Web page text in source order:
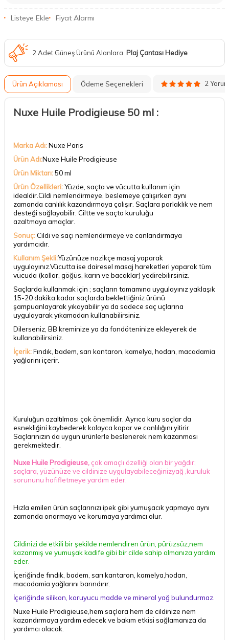
Listeye Ekle Fiyat Alarmı
2 Adet Güneş Ürünü Alanlara Plaj Çantası Hediye
Ürün Açıklaması Ödeme Seçenekleri 2 Yorum
Nuxe Huile Prodigieuse 50 ml :
Marka Adı:Nuxe Paris
Ürün Adı:Nuxe Huile Prodigieuse
Ürün Miktarı:50 ml
Ürün Özellikleri:Yüzde, saçta ve vücutta kullanım için
idealdir.Cildi nemlendirmeye, beslemeye çalışırken aynı
zamanda canlılık kazandırmaya çalışır. Saçlara parlaklık ve nem
desteği sağlayabilir. Ciltte ve saçta kuruluğu
azaltmaya amaçlar.
Sonuç:Cildi ve saçı nemlendirmeye ve canlandırmaya
yardımcıdır.
Kullanım Şekli:Yüzünüze nazikçe masaj yaparak
uygulayınız.Vücutta ise dairesel masaj hareketleri yaparak tüm
vücuda (kollar, göğüs, karın ve bacaklar) yedirebilirsiniz.
Saçlarda kullanmak için ; saçların tamamına uygulayınız yaklaşık
15-20 dakika kadar saçlarda beklettiğiniz ürünü
şampuanlayarak yıkayabilir ya da sadece saç uçlarına
uygulayarak yıkamadan kullanabilirsiniz.
Dilerseniz BB kreminize ya da fondöteninize ekleyerek de
kullanabilirsiniz.
İçerik:Fındık, badem, sarı kantaron, kamelya, hodan, macadamia
yağlarını içerir.
Kuruluğun azaltılması çok önemlidir. Ayrıca kuru saçlar da
esnekliğini kaybederek kolayca kopar ve canlılığını yitirir.
Saçlarınızın da uygun ürünlerle beslenerek nem kazanması
gerekmektedir.
Nuxe Huile Prodigieuse, çok amaçlı özelliği olan bir yağdır;
saçlara, yüzünüze ve cildinize uygulayabileceğinizyağ ,kuruluk
sorununu hafifletmeye yardım eder.
Hızla emilen ürün saçlarınızı ipek gibi yumuşacık yapmaya aynı
zamanda onarmaya ve korumaya yardımcı olur.
Cildinizi de etkili bir şekilde nemlendiren ürün, pürüzsüz,nem
kazanmış ve yumuşak kadife gibi bir cilde sahip olmanıza yardım
eder.
İçeriğinde fındık, badem, sarı kantaron, kamelya,hodan,
macadamia yağlarını barındırır.
İçeriğinde silikon, koruyucu madde ve mineral yağ bulundurmaz.
Nuxe Huile Prodigieuse, hem saçlara hem de cildinize nem
kazandırmaya yardım edecek ve bakım etkisi sağlamanıza da
yardımcı olacak.